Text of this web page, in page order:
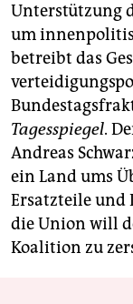
Unterstützung
um
betreibt das
Tagesspiegel.
Andreas
ein Land ums
Ersatzteile und
die Union will
Koalition zu